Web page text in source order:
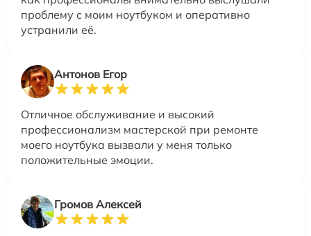
проблему с моим ноутбуком и оперативно
устранили её.
Антонов Егор
Отличное обслуживание и высокий
профессионализм мастерской при ремонте
моего ноутбука вызвали у меня только
положительные эмоции.
Громов Алексей